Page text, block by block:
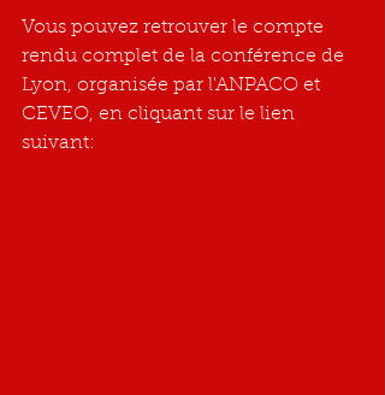
Vous pouvez retrouver le compte
rendu complet de la conférence de
Lyon, organisée par l'ANPACO et
CEVEO, en cliquant sur le lien
suivant: